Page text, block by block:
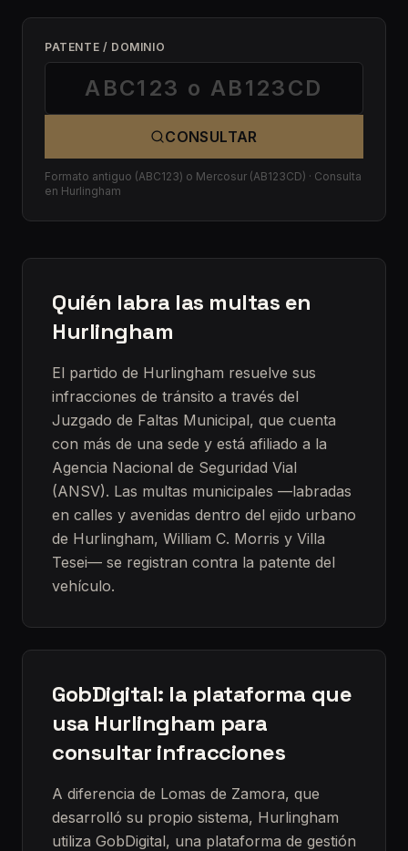
PATENTE / DOMINIO
CONSULTAR
Formato antiguo (ABC123) o Mercosur (AB123CD) · Consulta
en Hurlingham
Quién labra las multas en
Hurlingham
El partido de Hurlingham resuelve sus
infracciones de tránsito a través del
Juzgado de Faltas Municipal, que cuenta
con más de una sede y está afiliado a la
Agencia Nacional de Seguridad Vial
(ANSV). Las multas municipales —labradas
en calles y avenidas dentro del ejido urbano
de Hurlingham, William C. Morris y Villa
Tesei— se registran contra la patente del
vehículo.
GobDigital: la plataforma que
usa Hurlingham para
consultar infracciones
A diferencia de Lomas de Zamora, que
desarrolló su propio sistema, Hurlingham
utiliza GobDigital, una plataforma de gestión